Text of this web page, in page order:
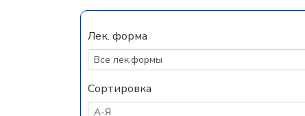
Лек. форма
Сортировка